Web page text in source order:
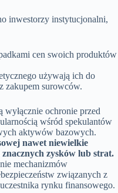
inwestorzy instytucjonalni,
cen swoich produktów
używają ich do
zakupem surowców.
wyłącznie ochronie przed
wśród spekulantów
aktywów bazowych.
nawet niewielkie
zysków lub strat.
mechanizmów
związanych z
rynku finansowego.